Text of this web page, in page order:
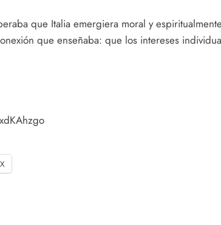
que Italia emergiera moral y
que enseñaba: que los intereses
X